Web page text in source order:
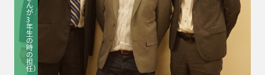
ん
が
3
年
生
の
時
の
担
任）